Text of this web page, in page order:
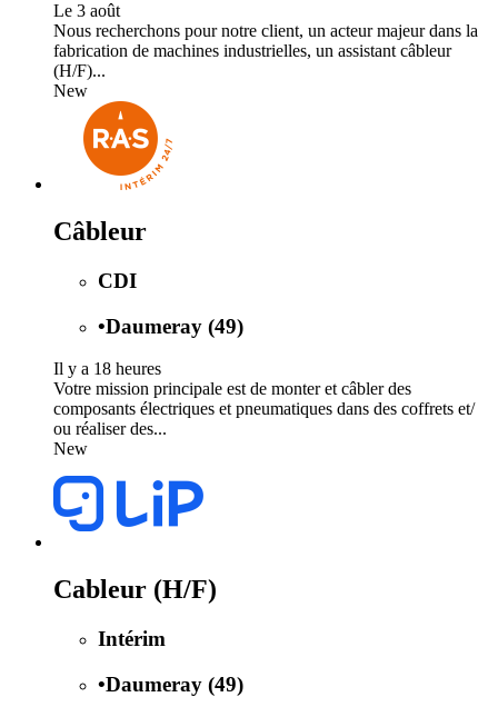
Le 3 août
Nous recherchons pour notre client, un acteur majeur dans la
fabrication de machines industrielles, un assistant câbleur
(H/F)...
New
Câbleur
CDI
•Daumeray (49)
Il y a 18 heures
Votre mission principale est de monter et câbler des
composants électriques et pneumatiques dans des coffrets et/
ou réaliser des...
New
Cableur (H/F)
Intérim
•Daumeray (49)